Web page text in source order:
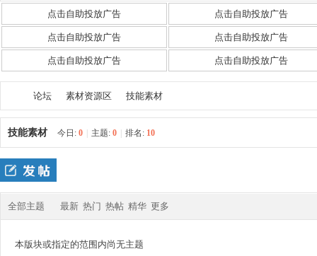
点击自助投放广告 点击自助投放广告
点击自助投放广告 点击自助投放广告
点击自助投放广告 点击自助投放广告
四 »
论坛
›
素材资源区 技能素材
技能素材 今日: 0 主题: 0 排名: 10
全部主题 最新 热门 热帖 精华 更多
本版块或指定的范围内尚无主题